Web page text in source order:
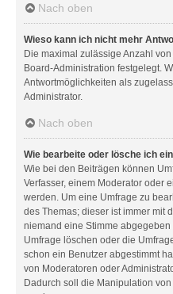
Nach oben
Wieso kann ich nicht mehr
Die maximal zulässige Anzahl
Board-Administration festgelegt.
Antwortmöglichkeiten als
Administrator.
Nach oben
Wie bearbeite oder lösche ich
Wie bei den Beiträgen können
Verfasser, einem Moderator oder
werden. Um eine Umfrage zu
des Themas; dieser ist immer mit
niemand eine Stimme
Umfrage löschen oder die
schon ein Benutzer abgestimmt
von Moderatoren oder
Dadurch soll die Manipulation